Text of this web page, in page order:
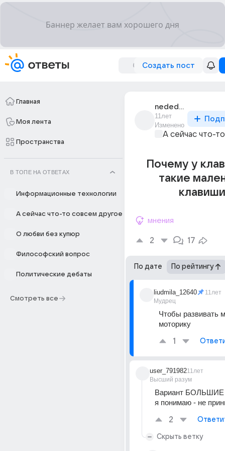
Создать пост
Главная
Моя лента
Пространства
В ТОПЕ НА ОТВЕТАХ
Информационные технологии
А сейчас что-то совсем другое
О любви без купюр
Философский вопрос
Политические дебаты
Смотреть все
nededushka
11лет
Изменено
А сейчас что-
Почему у
такие
мнения
2 17
По дате По рейтингу
liudmila_12640
Мудрец
11лет
Чтобы развивать
моторику
1
user_791982
Высший разум
11лет
Вариант
я понимаю - не
2
Скрыть ветку